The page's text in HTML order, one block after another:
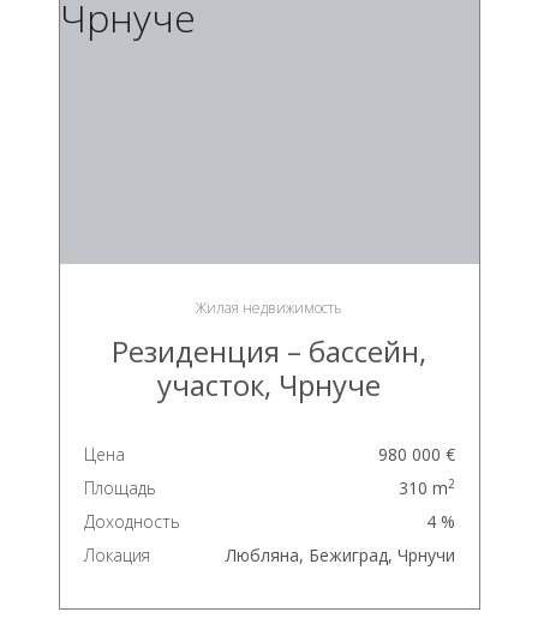
Жилая недвижимость
Резиденция – бассейн,
участок, Чрнуче
Цена
980 000 €
Площадь
310 m2
Доходность
4 %
Локация
Любляна, Бежиград, Чрнучи